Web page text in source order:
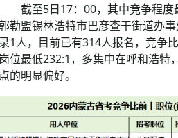
至5日17：00，其中竞争程度
勒盟锡林浩特市巴彦查干街道办
1人，目前已有314人报名，竞争
位最低232:1，多集中在呼和浩特
的明显偏好。